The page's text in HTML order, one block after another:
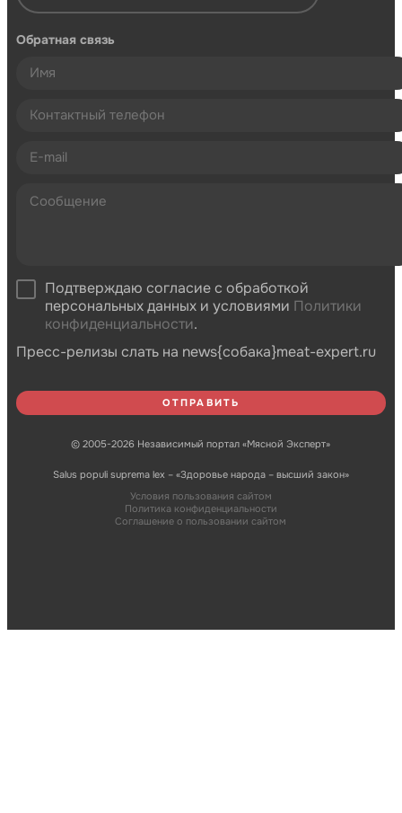
Обратная связь
Подтверждаю согласие с обработкой
персональных данных и условиями Политики
конфиденциальности.
Пресс-релизы слать на news{собака}meat-expert.ru
© 2005-2026 Независимый портал «Мясной Эксперт»
Salus populi suprema lex – «Здоровье народа – высший закон»
Условия пользования сайтом
Политика конфиденциальности
Соглашение о пользовании сайтом